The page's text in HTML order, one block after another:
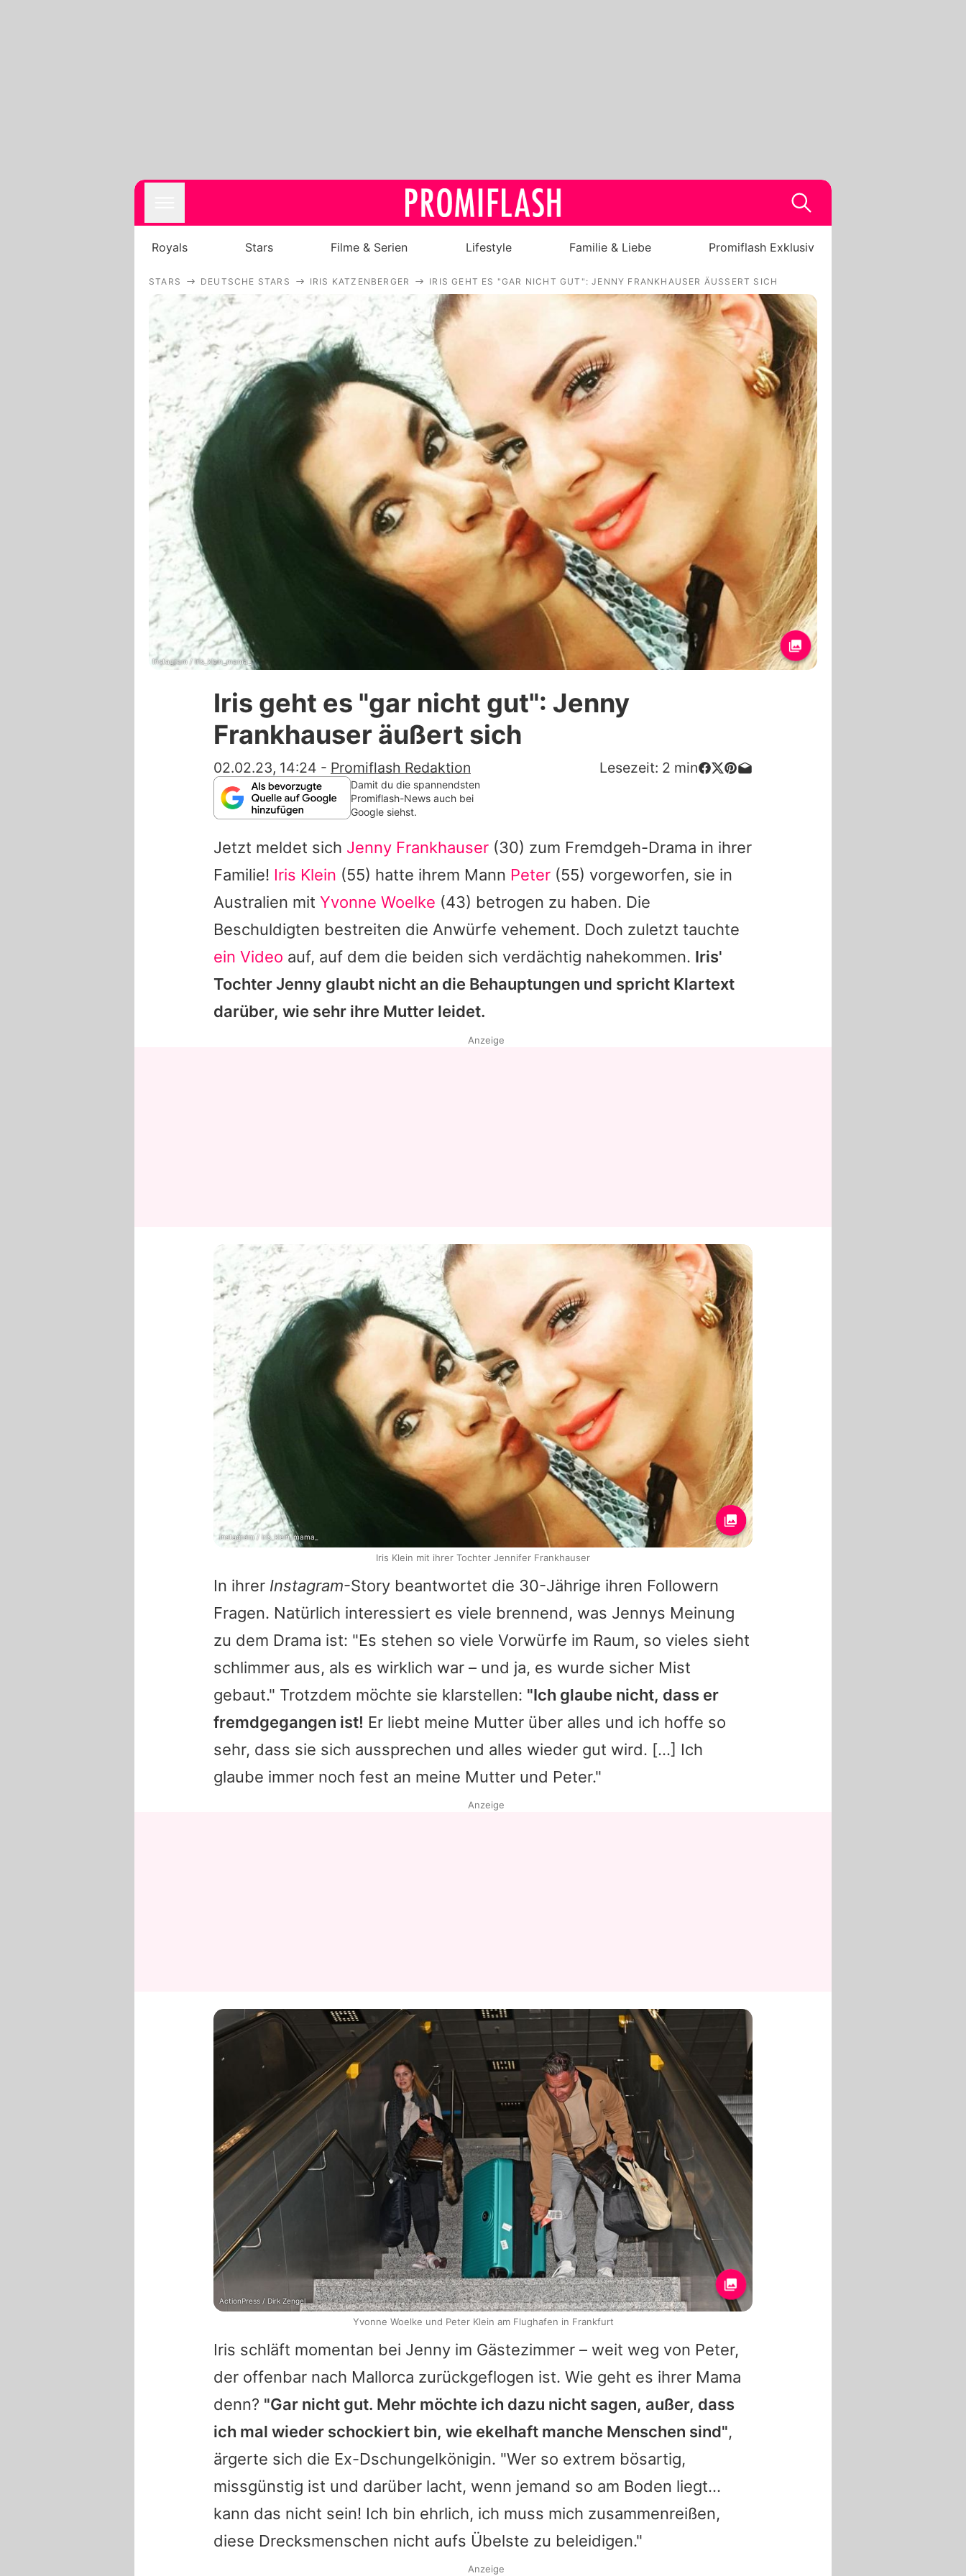
Royals
Filme & Serien
Familie & Liebe
Promiflash Exklusiv
Alle Themen auf Promiflash
Jobs
App runterladen
Redaktionelle Richtlinien
Impressum
Datenschutzerklärung
Nutzungsbedingungen
Utiq verwalten
Royals Stars Filme & Serien Lifestyle Familie & Liebe Promiflash Exklusiv
STARS DEUTSCHE STARS IRIS KATZENBERGER IRIS GEHT ES "GAR NICHT GUT": JENNY FRANKHAUSER ÄUSSERT SICH
Instagram / iris_klein_mama_
Iris geht es "gar nicht gut": Jenny
Frankhauser äußert sich
02.02.23, 14:24 - Promiflash Redaktion Lesezeit: 2 min
Damit du die spannendsten
Promiflash-News auch bei
Google siehst.
Jetzt meldet sich Jenny Frankhauser (30) zum Fremdgeh-Drama in ihrer
Familie! Iris Klein (55) hatte ihrem Mann Peter (55) vorgeworfen, sie in
Australien mit Yvonne Woelke (43) betrogen zu haben. Die
Beschuldigten bestreiten die Anwürfe vehement. Doch zuletzt tauchte
ein Video auf, auf dem die beiden sich verdächtig nahekommen. Iris'
Tochter Jenny glaubt nicht an die Behauptungen und spricht Klartext
darüber, wie sehr ihre Mutter leidet.
In ihrer Instagram-Story beantwortet die 30-Jährige ihren Followern
Fragen. Natürlich interessiert es viele brennend, was Jennys Meinung
zu dem Drama ist: "Es stehen so viele Vorwürfe im Raum, so vieles sieht
schlimmer aus, als es wirklich war – und ja, es wurde sicher Mist
gebaut." Trotzdem möchte sie klarstellen: "Ich glaube nicht, dass er
fremdgegangen ist! Er liebt meine Mutter über alles und ich hoffe so
sehr, dass sie sich aussprechen und alles wieder gut wird. [...] Ich
glaube immer noch fest an meine Mutter und Peter."
Iris schläft momentan bei Jenny im Gästezimmer – weit weg von Peter,
der offenbar nach Mallorca zurückgeflogen ist. Wie geht es ihrer Mama
denn? "Gar nicht gut. Mehr möchte ich dazu nicht sagen, außer, dass
ich mal wieder schockiert bin, wie ekelhaft manche Menschen sind",
ärgerte sich die Ex-Dschungelkönigin. "Wer so extrem bösartig,
missgünstig ist und darüber lacht, wenn jemand so am Boden liegt...
kann das nicht sein! Ich bin ehrlich, ich muss mich zusammenreißen,
diese Drecksmenschen nicht aufs Übelste zu beleidigen."
Anzeige
Instagram / iris_klein_mama_
Iris Klein mit ihrer Tochter Jennifer Frankhauser
Anzeige
ActionPress / Dirk Zengel
Yvonne Woelke und Peter Klein am Flughafen in Frankfurt
Anzeige